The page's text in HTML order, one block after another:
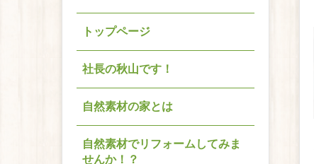
トップページ
社長の秋山です！
自然素材の家とは
自然素材でリフォームしてみま
せんか！？